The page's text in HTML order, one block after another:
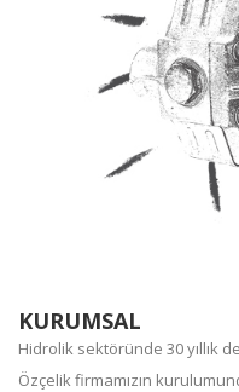
KURUMSAL
Hidrolik sektöründe 30 yıllık
Özçelik firmamızın